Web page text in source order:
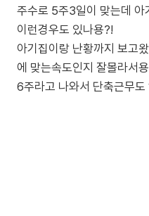
주수로 5주3일이 맞는데
이런경우도 있나용?!
아기집이랑 난황까지 보고
에 맞는속도인지 잘몰라서
6주라고 나와서 단축근무도